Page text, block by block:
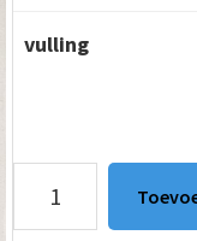
vulling
Fluffy